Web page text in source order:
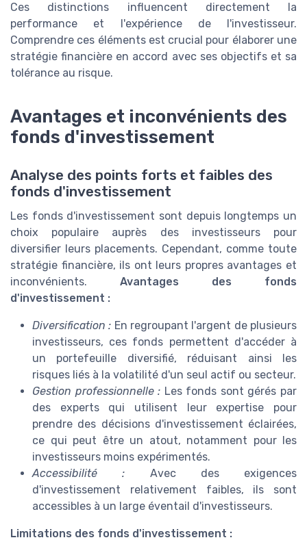
Ces distinctions influencent directement la
performance et l'expérience de l'investisseur.
Comprendre ces éléments est crucial pour élaborer une
stratégie financière en accord avec ses objectifs et sa
tolérance au risque.
Avantages et inconvénients des
fonds d'investissement
Analyse des points forts et faibles des
fonds d'investissement
Les fonds d'investissement sont depuis longtemps un
choix populaire auprès des investisseurs pour
diversifier leurs placements. Cependant, comme toute
stratégie financière, ils ont leurs propres avantages et
inconvénients. Avantages des fonds
d'investissement :
Diversification : En regroupant l'argent de plusieurs
investisseurs, ces fonds permettent d'accéder à
un portefeuille diversifié, réduisant ainsi les
risques liés à la volatilité d'un seul actif ou secteur.
Gestion professionnelle : Les fonds sont gérés par
des experts qui utilisent leur expertise pour
prendre des décisions d'investissement éclairées,
ce qui peut être un atout, notamment pour les
investisseurs moins expérimentés.
Accessibilité : Avec des exigences
d'investissement relativement faibles, ils sont
accessibles à un large éventail d'investisseurs.
Limitations des fonds d'investissement :